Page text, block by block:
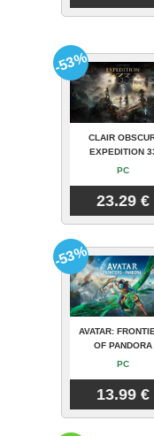
CLAIR
EXPEDITION
PC
23.29 €
-53%
AVATAR:
OF PANDORA
PC
13.99 €
-53%